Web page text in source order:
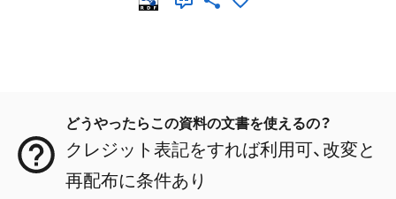
どうやったらこの資料の文書を使えるの？
クレジット表記をすれば利用可、改変と
再配布に条件あり